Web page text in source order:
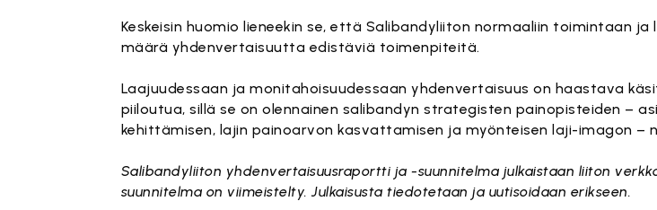
Keskeisin huomio lieneekin se, että Salibandyliiton normaaliin toimintaan
määrä yhdenvertaisuutta edistäviä toimenpiteitä.
Laajuudessaan ja monitahoisuudessaan yhdenvertaisuus on haastava
piiloutua, sillä se on olennainen salibandyn strategisten painopisteiden –
kehittämisen, lajin painoarvon kasvattamisen ja myönteisen laji-imagon –
Salibandyliiton yhdenvertaisuusraportti ja -suunnitelma julkaistaan liiton
suunnitelma on viimeistelty. Julkaisusta tiedotetaan ja uutisoidaan erikseen.